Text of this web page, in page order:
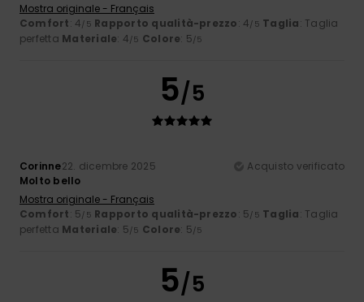
Mostra originale - Français
Comfort: 4/5 Rapporto qualità-prezzo: 4/5 Taglia: Taglia
perfetta Materiale: 4/5 Colore: 5/5
5/5
Corinne22. dicembre 2025
Acquisto verificato
Molto bello
Mostra originale - Français
Comfort: 5/5 Rapporto qualità-prezzo: 5/5 Taglia: Taglia
perfetta Materiale: 5/5 Colore: 5/5
5/5